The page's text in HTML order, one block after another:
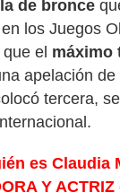
de bronce
en los Juegos
el máximo
apelación
tercera,
es Claudia
Y